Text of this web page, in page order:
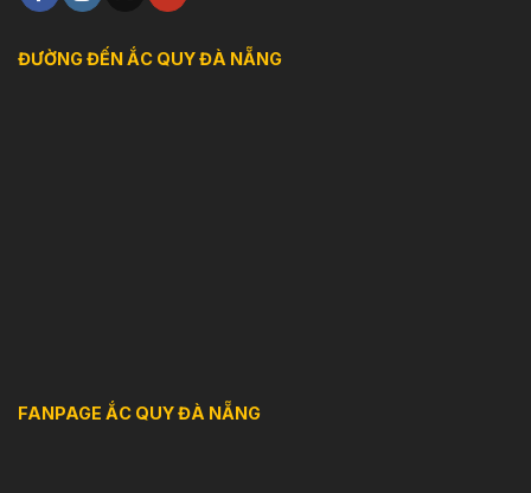
ĐƯỜNG ĐẾN ẮC QUY ĐÀ NẴNG
FANPAGE ẮC QUY ĐÀ NẴNG